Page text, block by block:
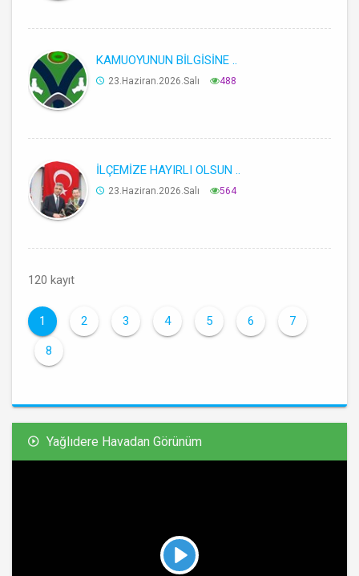
KAMUOYUNUN BİLGİSİNE ..
23.Haziran.2026.Salı 488
İLÇEMİZE HAYIRLI OLSUN ..
23.Haziran.2026.Salı 564
120 kayıt
1 2 3 4 5 6 7
8
Yağlıdere Havadan Görünüm